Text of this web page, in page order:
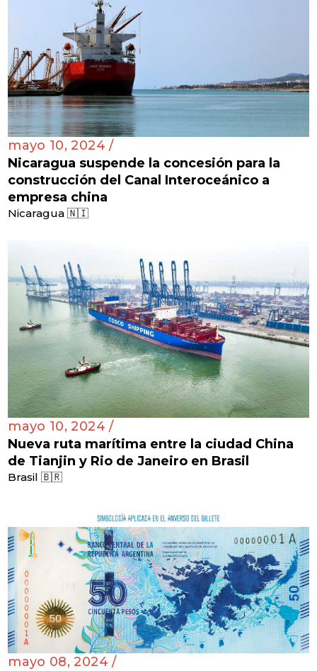
mayo 10, 2024 /
Nicaragua suspende la concesión para la
construcción del Canal Interoceánico a
empresa china
Nicaragua 🇳🇮
mayo 10, 2024 /
Nueva ruta marítima entre la ciudad China
de Tianjin y Rio de Janeiro en Brasil
Brasil 🇧🇷
mayo 08, 2024 /